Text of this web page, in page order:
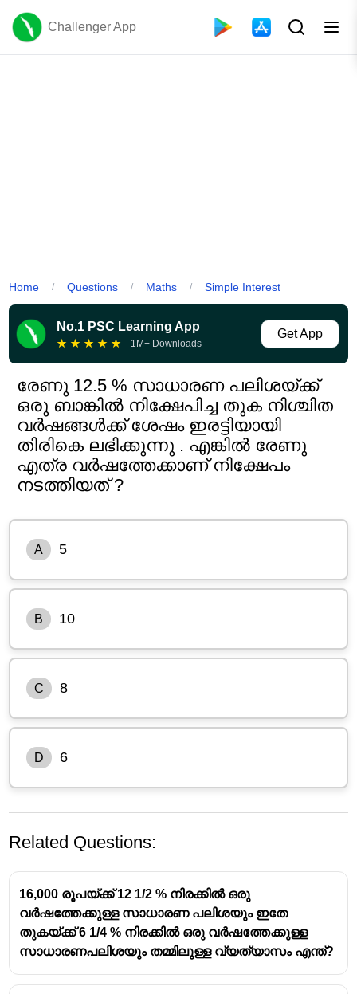
Challenger App
Home / Questions / Maths / Simple Interest
No.1 PSC Learning App
★ ★ ★ ★ ★ 1M+ Downloads
Get App
രേണു 12.5 % സാധാരണ പലിശയ്ക്ക്
ഒരു ബാങ്കിൽ നിക്ഷേപിച്ച തുക നിശ്ചിത
വർഷങ്ങൾക്ക് ശേഷം ഇരട്ടിയായി
തിരികെ ലഭിക്കുന്നു . എങ്കിൽ രേണു
എത്ര വർഷത്തേക്കാണ് നിക്ഷേപം
നടത്തിയത് ?
A 5
B 10
C 8
D 6
Related Questions:
16,000 രൂപയ്ക്ക് 12 1/2 % നിരക്കിൽ ഒരു
വർഷത്തേക്കുള്ള സാധാരണ പലിശയും ഇതേ
തുകയ്ക്ക് 6 1/4 % നിരക്കിൽ ഒരു വർഷത്തേക്കുള്ള
സാധാരണപലിശയും തമ്മിലുള്ള വ്യത്യാസം എന്ത്?